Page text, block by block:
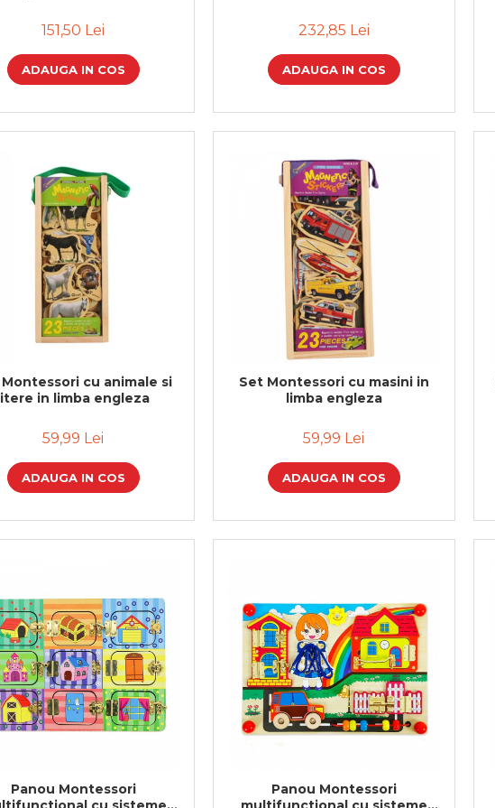
151,50 Lei
ADAUGA IN COS
232,85 Lei
ADAUGA IN COS
cu animale si
in limba engleza
59,99 Lei
ADAUGA IN COS
Set Montessori cu masini in
limba engleza
59,99 Lei
ADAUGA IN COS
Panou Montessori
Panou Montessori